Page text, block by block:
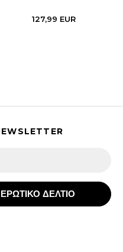
127,99 EUR
ΔΕΛΤΙΟ